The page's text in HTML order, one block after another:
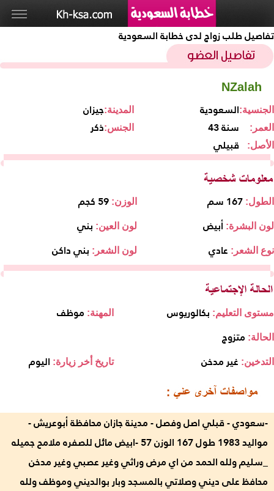
تفاصيل طلب زواج لدى خطابة السعودية
NZalah
جيزانالمدينة: السعوديةالجنسية:
ذكرالجنس: 43 سنة العمر:
قبيلي الأصل:
الوزن: 59 كجم الطول: 167 سم
لون العين: بني لون البشرة: أبيض
لون الشعر: بني داكن نوع الشعر: عادي
المهنة: موظف مستوى التعليم: بكالوريوس
الحالة: متزوج
تاريخ أخر زيارة: اليوم التدخين: غير مدخن
-سعودي - قبلي اصل وفصل - مدينة جازان محافظة أبوعريش -
مواليد 1983 طول 167 الوزن 57 -ابيض مائل للصفره ملامح جميله
_سليم ولله الحمد من اي مرض وراثي وغير عصبي وغير مدخن
محافظ على ديني وصلاتي بالمسجد وبار بوالديني وموظف ولله